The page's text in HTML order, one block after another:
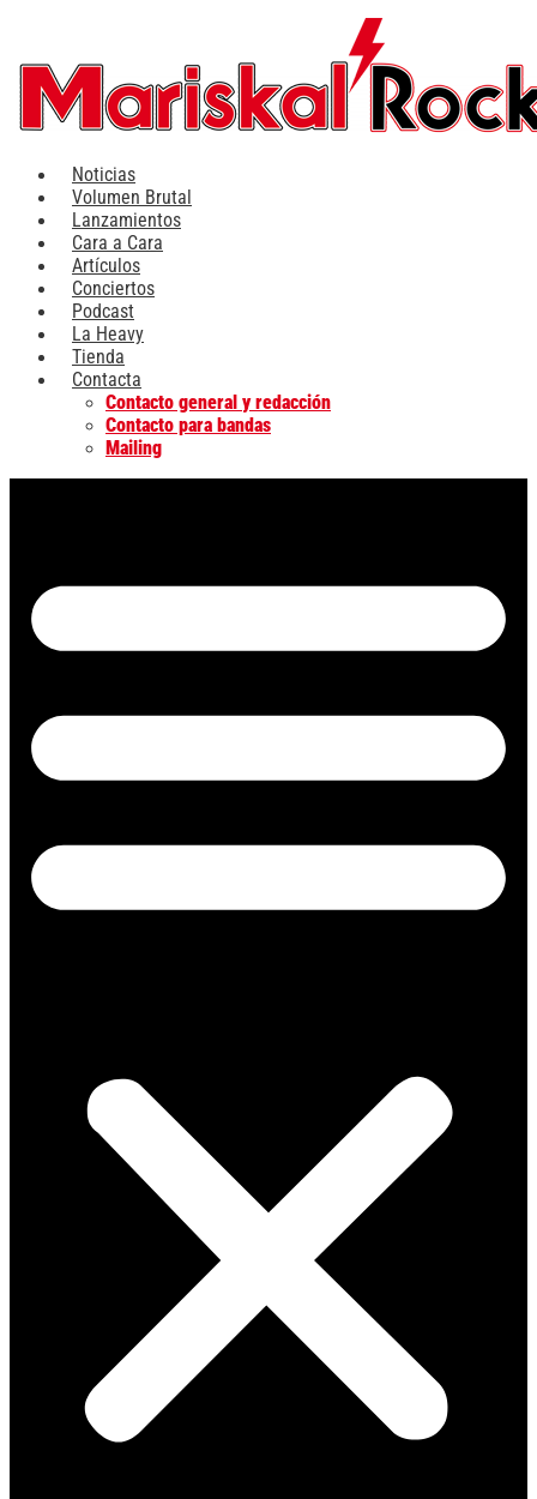
contenido
Noticias
Volumen Brutal
Lanzamientos
Cara a Cara
Artículos
Conciertos
Podcast
La Heavy
Tienda
Contacta
Contacto general y redacción
Contacto para bandas
Mailing